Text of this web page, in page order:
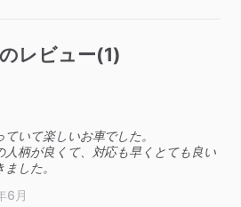
レビュー(1)
ていて楽しいお車でした。
人柄が良くて、対応も早くとても良い
した。
6月